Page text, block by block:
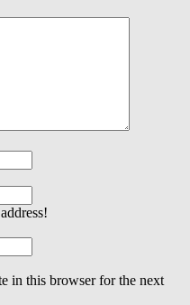
in this browser for the next